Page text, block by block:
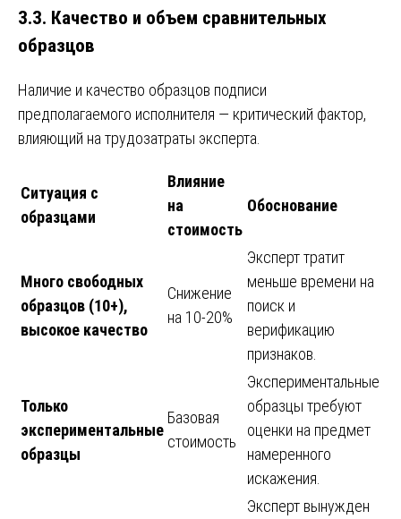
3.3. Качество и объем сравнительных
образцов
Наличие и качество образцов подписи
предполагаемого исполнителя — критический фактор,
влияющий на трудозатраты эксперта.
Ситуация с
образцами
Влияние
на
стоимость
Обоснование
Много свободных
образцов (10+),
высокое качество
Снижение
на 10-20%
Эксперт тратит
меньше времени на
поиск и
верификацию
признаков.
Только
экспериментальные
образцы
Базовая
стоимость
Экспериментальные
образцы требуют
оценки на предмет
намеренного
искажения.
Эксперт вынужден